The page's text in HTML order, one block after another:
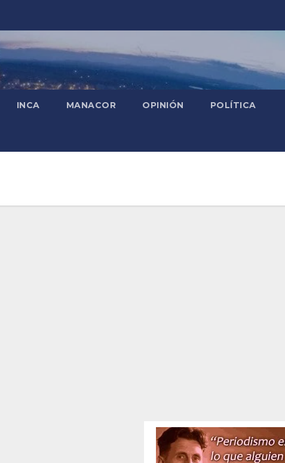
INCA MANACOR OPINIÓN POLÍTICA